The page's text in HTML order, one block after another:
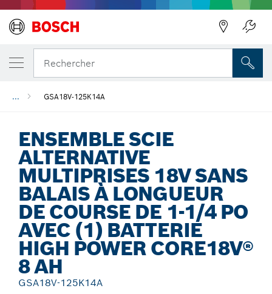
Rechercher
... GSA18V-125K14A
ENSEMBLE SCIE
ALTERNATIVE
MULTIPRISES 18V SANS
BALAIS À LONGUEUR
DE COURSE DE 1-1/4 PO
AVEC (1) BATTERIE
HIGH POWER CORE18V®
8 AH
GSA18V-125K14A